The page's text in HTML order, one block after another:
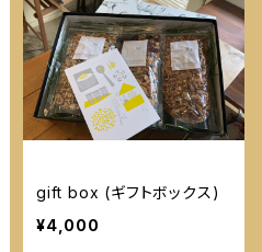
gift box (ギフトボックス)
¥4,000